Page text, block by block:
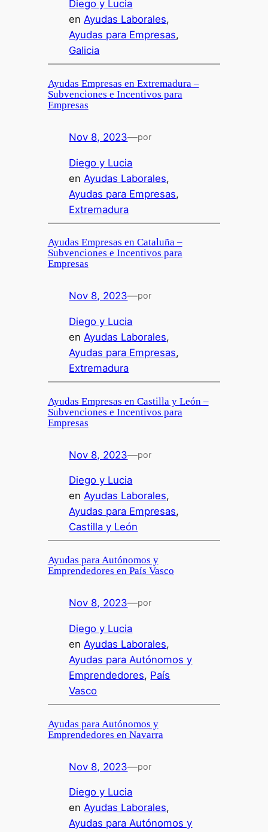
Diego y Lucia
enAyudas Laborales
Ayudas para Empresas
Galicia
Ayudas Empresas en Extremadura –
Subvenciones e Incentivos para
Empresas
Nov 8, 2023—por
Diego y Lucia
en Ayudas Laborales
Ayudas para Empresas
Extremadura
Ayudas Empresas en Cataluña –
Subvenciones e Incentivos para
Empresas
Nov 8, 2023—por
Diego y Lucia
en Ayudas Laborales
Ayudas para Empresas
Extremadura
Ayudas Empresas en Castilla y León –
Subvenciones e Incentivos para
Empresas
Nov 8, 2023—por
Diego y Lucia
enAyudas Laborales
Ayudas para Empresas
Castilla y León
Ayudas para Autónomos y
Emprendedores en País Vasco
Nov 8, 2023—por
Diego y Lucia
en Ayudas Laborales
Ayudas para Autónomos y
Emprendedores, País
Vasco
Ayudas para Autónomos y
Emprendedores en Navarra
Nov 8, 2023—por
Diego y Lucia
enAyudas Laborales
Ayudas para Autónomos y